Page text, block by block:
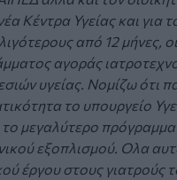
Κέντρα Υγείας και
από 12 μήνες,
αγοράς
υγείας. Νομίζω ότι
το υπουργείο
μεγαλύτερο
εξοπλισμού. Ολα
έργου στους